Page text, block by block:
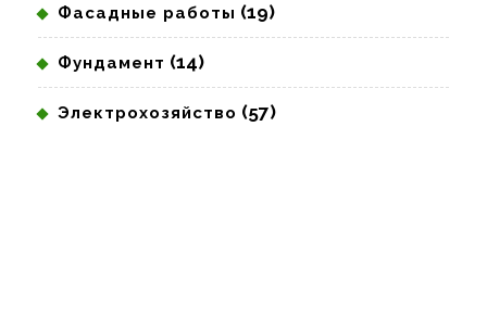
Фасадные работы (19)
Фундамент (14)
Электрохозяйство (57)